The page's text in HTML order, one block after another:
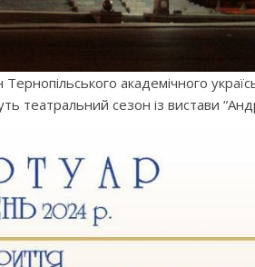
академічного
театральний сезон із вистави